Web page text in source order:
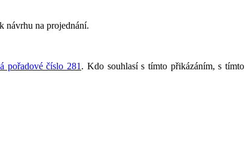
návrhu na projednání.
pořadové číslo 281 . Kdo souhlasí s tímto přikázáním, s tímto